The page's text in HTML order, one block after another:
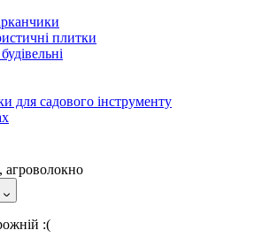
плитки
для садового інструменту
агроволокно
:(